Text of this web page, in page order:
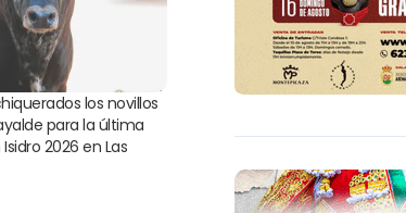
los novillos
para la última
2026 en Las